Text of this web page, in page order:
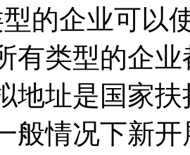
的企业可以
有类型的企
地址是国家
般情况下新